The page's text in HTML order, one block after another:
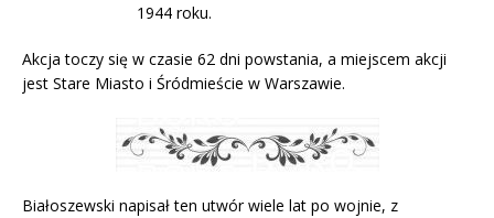
1944 roku.
Akcja toczy się w czasie 62 dni powstania, a miejscem akcji
jest Stare Miasto i Śródmieście w Warszawie.
Białoszewski napisał ten utwór wiele lat po wojnie, z